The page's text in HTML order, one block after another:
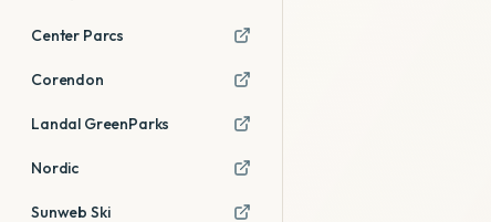
Center Parcs
Corendon
Landal GreenParks
Nordic
Sunweb Ski